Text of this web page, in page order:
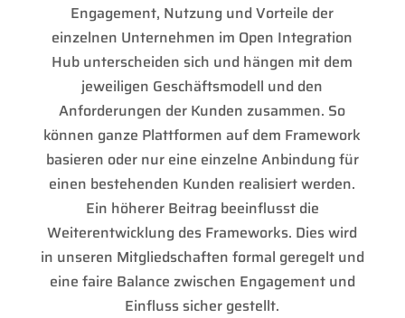
Engagement, Nutzung und Vorteile der
einzelnen Unternehmen im Open Integration
Hub unterscheiden sich und hängen mit dem
jeweiligen Geschäftsmodell und den
Anforderungen der Kunden zusammen. So
können ganze Plattformen auf dem Framework
basieren oder nur eine einzelne Anbindung für
einen bestehenden Kunden realisiert werden.
Ein höherer Beitrag beeinflusst die
Weiterentwicklung des Frameworks. Dies wird
in unseren Mitgliedschaften formal geregelt und
eine faire Balance zwischen Engagement und
Einfluss sicher gestellt.